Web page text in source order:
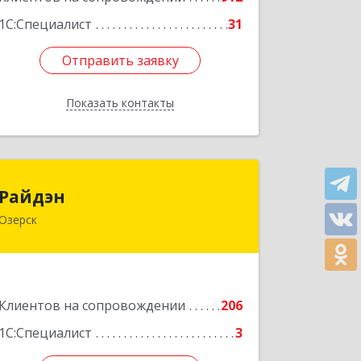
1С:Специалист
31
Отправить заявку
Показать контакты
Отправить заявку
Назад
Райдэн
Клиентов на сопровождении
206
1С:Специалист
3
456783, Челябинская обл, Озерск г,